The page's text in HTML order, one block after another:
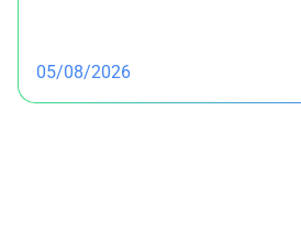
05/08/2026